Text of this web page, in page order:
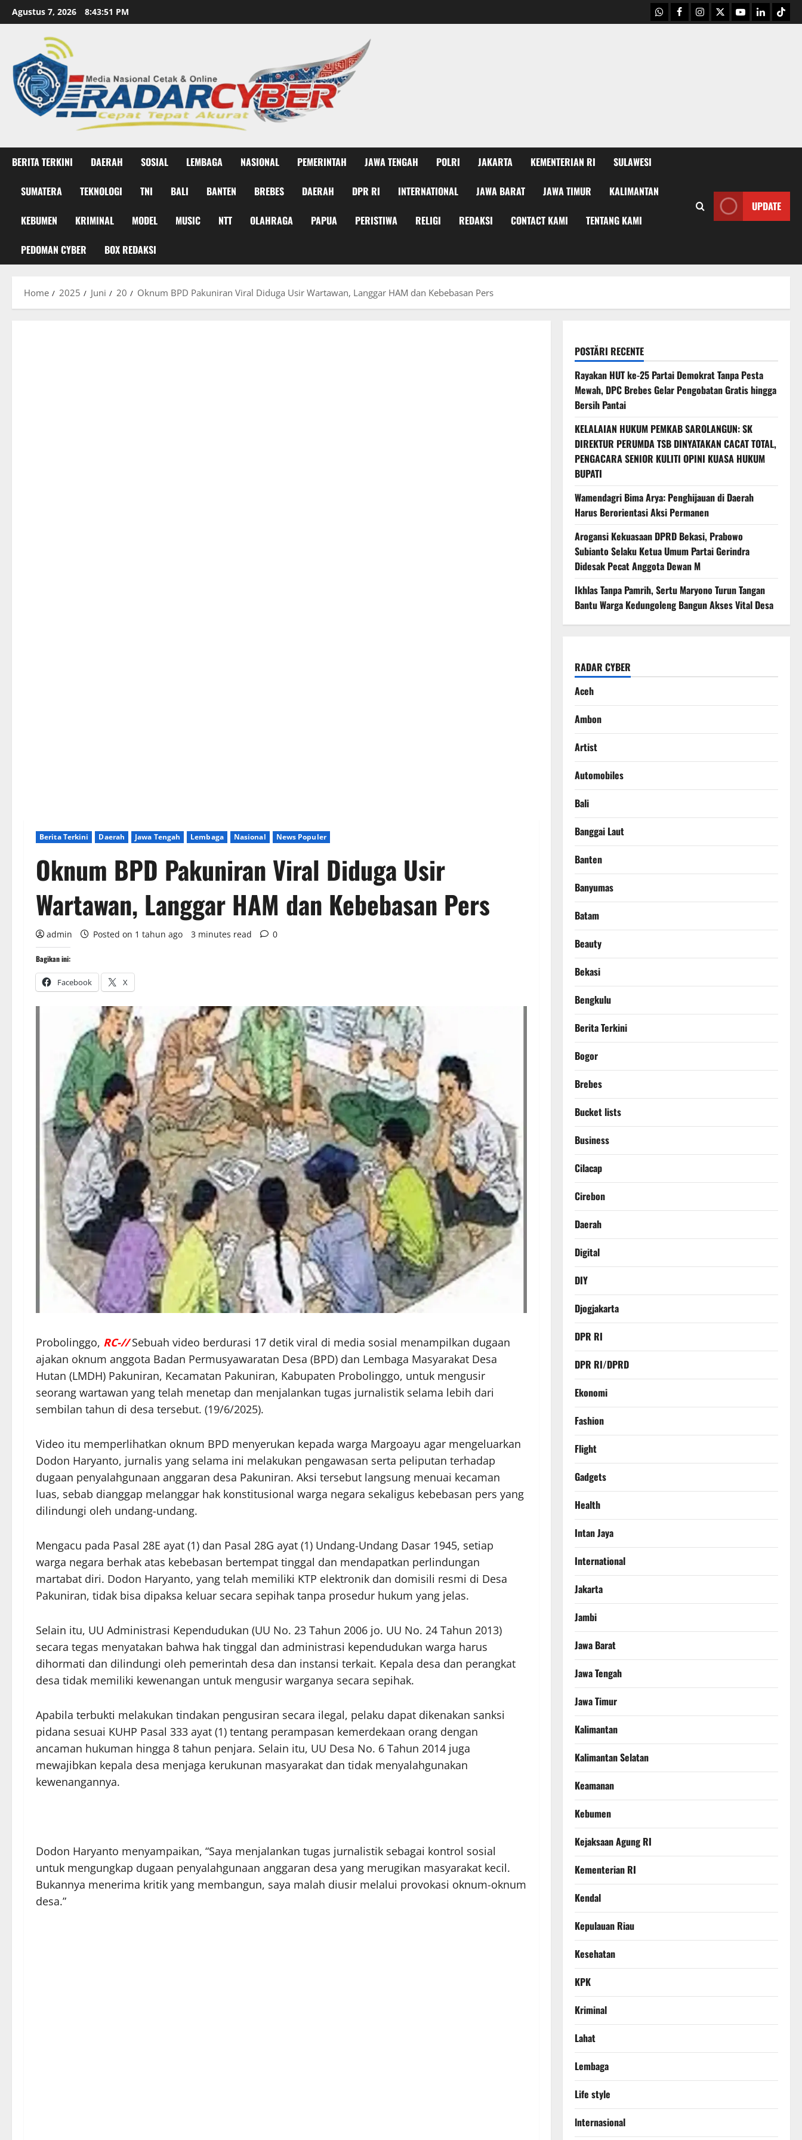
Skip
to
Agustus 7, 2026 8:43:52 PM WhatsApp
Facebook
Instagram
X Youtubelinkedin
BERITA TERKINI DAERAH SOSIAL LEMBAGA NASIONAL PEMERINTAH JAWA TENGAH POLRI JAKARTA KEMENTERIAN RI SULAWESI
SUMATERA TEKNOLOGI TNI BALI BANTEN BREBES DAERAH DPR RI INTERNATIONAL JAWA BARAT JAWA TIMUR KALIMANTAN
KEBUMEN KRIMINAL MODEL MUSIC NTT OLAHRAGA PAPUA PERISTIWA RELIGI REDAKSI CONTACT KAMI TENTANG KAMI
PEDOMAN CYBER BOX REDAKSI
UPDATE
Home 2025 Juni 20 Oknum BPD Pakuniran Viral Diduga Usir Wartawan, Langgar HAM dan Kebebasan Pers
Berita Terkini Daerah Jawa Tengah Lembaga Nasional News Populer
Oknum BPD Pakuniran Viral Diduga Usir
Wartawan, Langgar HAM dan Kebebasan Pers
admin Posted on 1 tahun ago 3 minutes read 0
Bagikan ini:
Facebook X
Probolinggo, RC-//Sebuah video berdurasi 17 detik viral di media sosial menampilkan dugaan
ajakan oknum anggota Badan Permusyawaratan Desa (BPD) dan Lembaga Masyarakat Desa
Hutan (LMDH) Pakuniran, Kecamatan Pakuniran, Kabupaten Probolinggo, untuk mengusir
seorang wartawan yang telah menetap dan menjalankan tugas jurnalistik selama lebih dari
sembilan tahun di desa tersebut. (19/6/2025).
Video itu memperlihatkan oknum BPD menyerukan kepada warga Margoayu agar mengeluarkan
Dodon Haryanto, jurnalis yang selama ini melakukan pengawasan serta peliputan terhadap
dugaan penyalahgunaan anggaran desa Pakuniran. Aksi tersebut langsung menuai kecaman
luas, sebab dianggap melanggar hak konstitusional warga negara sekaligus kebebasan pers yang
dilindungi oleh undang-undang.
Mengacu pada Pasal 28E ayat (1) dan Pasal 28G ayat (1) Undang-Undang Dasar 1945, setiap
warga negara berhak atas kebebasan bertempat tinggal dan mendapatkan perlindungan
martabat diri. Dodon Haryanto, yang telah memiliki KTP elektronik dan domisili resmi di Desa
Pakuniran, tidak bisa dipaksa keluar secara sepihak tanpa prosedur hukum yang jelas.
Selain itu, UU Administrasi Kependudukan (UU No. 23 Tahun 2006 jo. UU No. 24 Tahun 2013)
secara tegas menyatakan bahwa hak tinggal dan administrasi kependudukan warga harus
dihormati dan dilindungi oleh pemerintah desa dan instansi terkait. Kepala desa dan perangkat
desa tidak memiliki kewenangan untuk mengusir warganya secara sepihak.
Apabila terbukti melakukan tindakan pengusiran secara ilegal, pelaku dapat dikenakan sanksi
pidana sesuai KUHP Pasal 333 ayat (1) tentang perampasan kemerdekaan orang dengan
ancaman hukuman hingga 8 tahun penjara. Selain itu, UU Desa No. 6 Tahun 2014 juga
mewajibkan kepala desa menjaga kerukunan masyarakat dan tidak menyalahgunakan
kewenangannya.
Dodon Haryanto menyampaikan, “Saya menjalankan tugas jurnalistik sebagai kontrol sosial
untuk mengungkap dugaan penyalahgunaan anggaran desa yang merugikan masyarakat kecil.
Bukannya menerima kritik yang membangun, saya malah diusir melalui provokasi oknum-oknum
desa.”
POSTĂRI RECENTE
Rayakan HUT ke-25 Partai Demokrat Tanpa Pesta
Mewah, DPC Brebes Gelar Pengobatan Gratis hingga
Bersih Pantai
KELALAIAN HUKUM PEMKAB SAROLANGUN: SK
DIREKTUR PERUMDA TSB DINYATAKAN CACAT TOTAL,
PENGACARA SENIOR KULITI OPINI KUASA HUKUM
BUPATI
Wamendagri Bima Arya: Penghijauan di Daerah
Harus Berorientasi Aksi Permanen
Arogansi Kekuasaan DPRD Bekasi, Prabowo
Subianto Selaku Ketua Umum Partai Gerindra
Didesak Pecat Anggota Dewan M
Ikhlas Tanpa Pamrih, Sertu Maryono Turun Tangan
Bantu Warga Kedungoleng Bangun Akses Vital Desa
RADAR CYBER
Aceh
Ambon
Artist
Automobiles
Bali
Banggai Laut
Banten
Banyumas
Batam
Beauty
Bekasi
Bengkulu
Berita Terkini
Bogor
Brebes
Bucket lists
Business
Cilacap
Cirebon
Daerah
Digital
DIY
Djogjakarta
DPR RI
DPR RI/DPRD
Ekonomi
Fashion
Flight
Gadgets
Health
Intan Jaya
International
Jakarta
Jambi
Jawa Barat
Jawa Tengah
Jawa Timur
Kalimantan
Kalimantan Selatan
Keamanan
Kebumen
Kejaksaan Agung RI
Kementerian RI
Kendal
Kepulauan Riau
Kesehatan
KPK
Kriminal
Lahat
Lembaga
Life style
lnternasional